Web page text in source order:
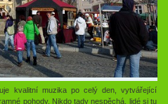
kvalitní muzika po celý den, vytvářející
pohody. Nikdo tady nespěchá, lidé si tu